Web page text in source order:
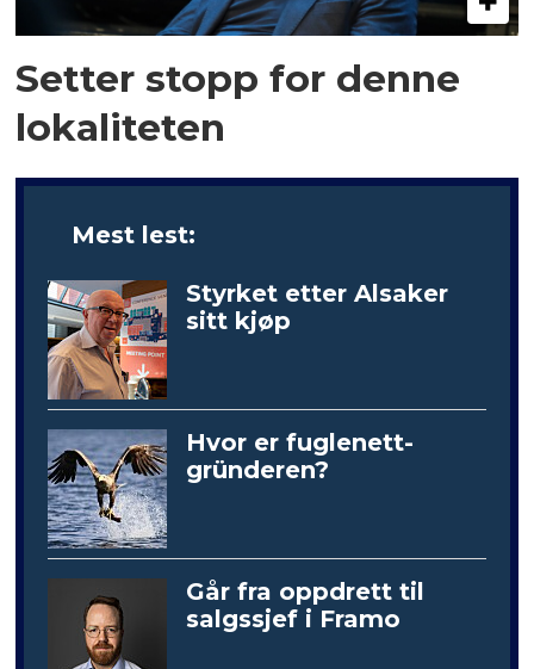
Setter stopp for denne
lokaliteten
Mest lest:
Styrket etter Alsaker
sitt kjøp
Hvor er fuglenett-
gründeren?
Går fra oppdrett til
salgssjef i Framo